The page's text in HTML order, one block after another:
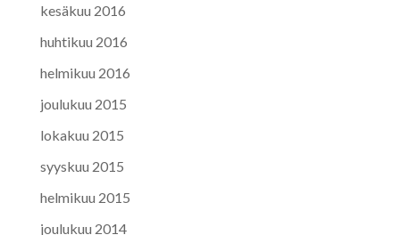
kesäkuu 2016
huhtikuu 2016
helmikuu 2016
joulukuu 2015
lokakuu 2015
syyskuu 2015
helmikuu 2015
joulukuu 2014